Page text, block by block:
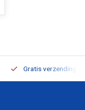
Gratis verzending